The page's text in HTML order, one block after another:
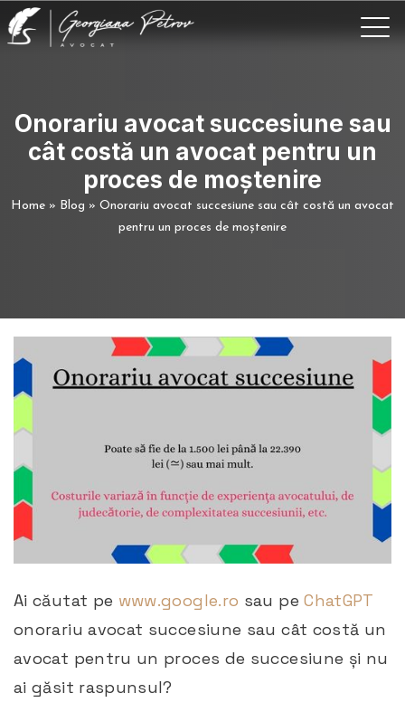
Onorariu avocat succesiune sau
cât costă un avocat pentru un
proces de moștenire
Home » Blog » Onorariu avocat succesiune sau cât costă un avocat
pentru un proces de moștenire
Ai căutat pe www.google.ro sau peChatGPT
onorariu avocat succesiune sau cât costă un
avocat pentru un proces de succesiune și nu
ai găsit raspunsul?